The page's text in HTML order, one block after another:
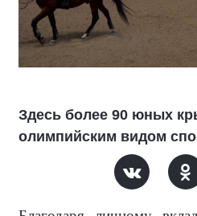
Здесь более 90 юных
олимпийским видом